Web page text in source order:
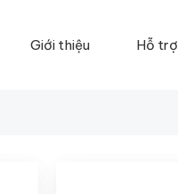
Giới thiệu Hỗ trợ